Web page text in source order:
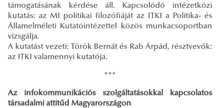
támogatásának kérdése áll. Kapcsolódó intézetközi
kutatás: az MI politikai filozófiáját az ITKI a Politika- és
Államelméleti Kutatóintézettel közös munkacsoportban
vizsgálja.
A kutatást vezeti: Török Bernát és Rab Árpád, résztvevők:
az ITKI valamennyi kutatója.
***
Az infokommunikációs szolgáltatásokkal kapcsolatos
társadalmi attitűd Magyarországon